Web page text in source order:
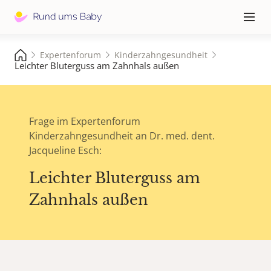
≡
Expertenforum Kinderzahngesundheit
Leichter Bluterguss am Zahnhals außen
Frage im Expertenforum
Kinderzahngesundheit an Dr. med. dent.
Jacqueline Esch:
Leichter Bluterguss am
Zahnhals außen